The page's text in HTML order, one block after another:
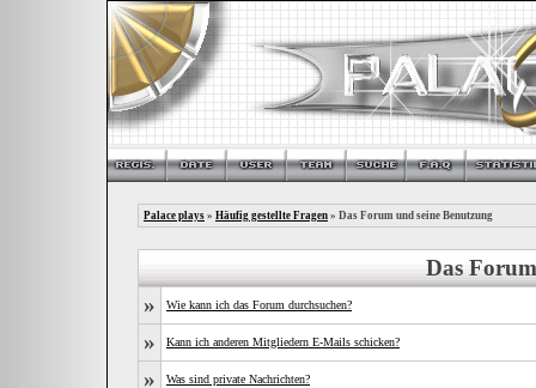
Palace plays » Häufig gestellte Fragen » Das Forum und seine Benutzung
Das
»
Wie kann ich das Forum durchsuchen?
» Kann ich anderen Mitgliedern E-Mails schicken?
» Was sind private Nachrichten?